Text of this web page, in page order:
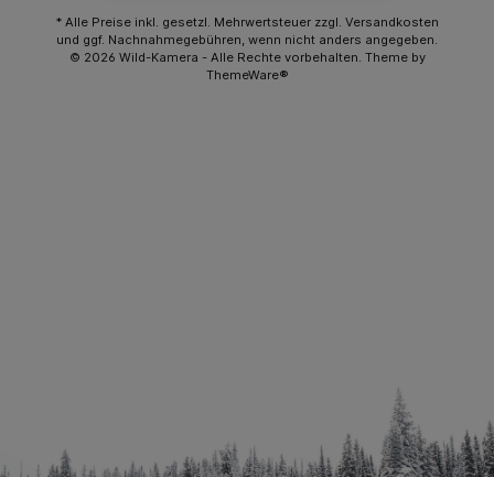
* Alle Preise inkl. gesetzl. Mehrwertsteuer zzgl. Versandkosten
und ggf. Nachnahmegebühren, wenn nicht anders angegeben.
© 2026 Wild-Kamera - Alle Rechte vorbehalten. Theme by
ThemeWare®